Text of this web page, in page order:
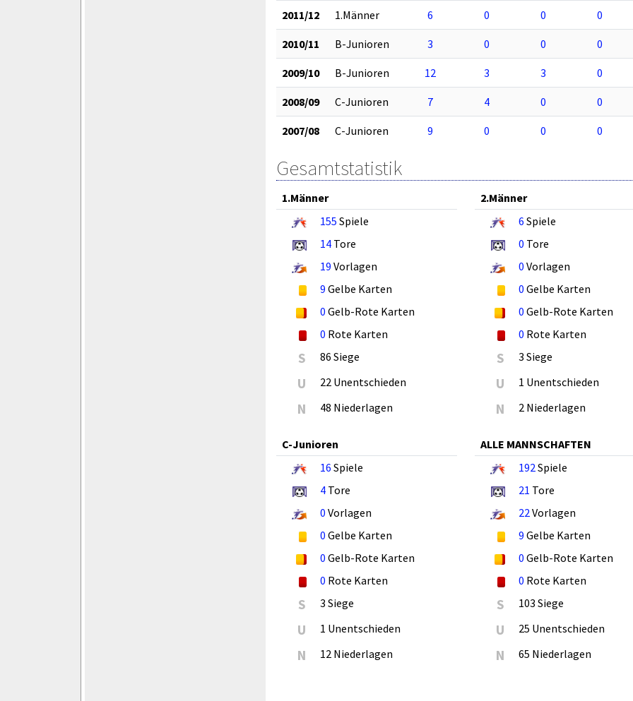
2011/12 1.Männer 6 0 0 0
2010/11 B-Junioren 3 0 0 0
2009/10 B-Junioren 12 3 3 0
2008/09 C-Junioren 7 4 0 0
2007/08 C-Junioren 9 0 0 0
Gesamtstatistik
1.Männer
155 Spiele
14 Tore
19 Vorlagen
9 Gelbe Karten
0 Gelb-Rote Karten
0 Rote Karten
S 86 Siege
U 22 Unentschieden
N 48 Niederlagen
2.Männer
6 Spiele
0 Tore
0 Vorlagen
0 Gelbe Karten
0 Gelb-Rote Karten
0 Rote Karten
S 3 Siege
U 1 Unentschieden
N 2 Niederlagen
C-Junioren
16 Spiele
4 Tore
0 Vorlagen
0 Gelbe Karten
0 Gelb-Rote Karten
0 Rote Karten
S 3 Siege
U 1 Unentschieden
N 12 Niederlagen
ALLE MANNSCHAFTEN
192Spiele
21 Tore
22Vorlagen
9 Gelbe Karten
0 Gelb-Rote Karten
0 Rote Karten
S 103 Siege
U 25 Unentschieden
N 65 Niederlagen